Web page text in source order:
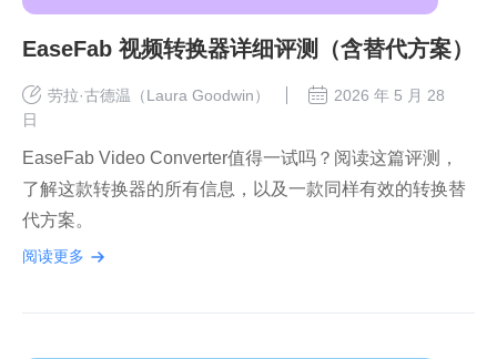
EaseFab 视频转换器详细评测（含替代方案）
劳拉·古德温（Laura Goodwin）
2026 年 5 月 28
日
EaseFab Video Converter值得一试吗？阅读这篇评测，
了解这款转换器的所有信息，以及一款同样有效的转换替
代方案。
阅读更多